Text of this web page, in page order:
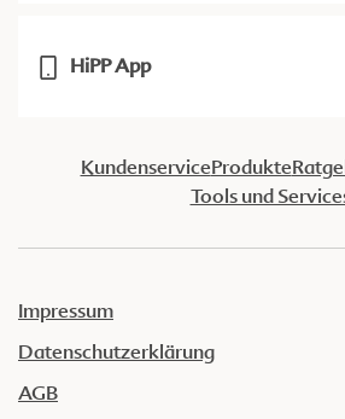
HiPP App
KundenserviceProdukte
Tools und
Impressum
Datenschutzerklärung
AGB